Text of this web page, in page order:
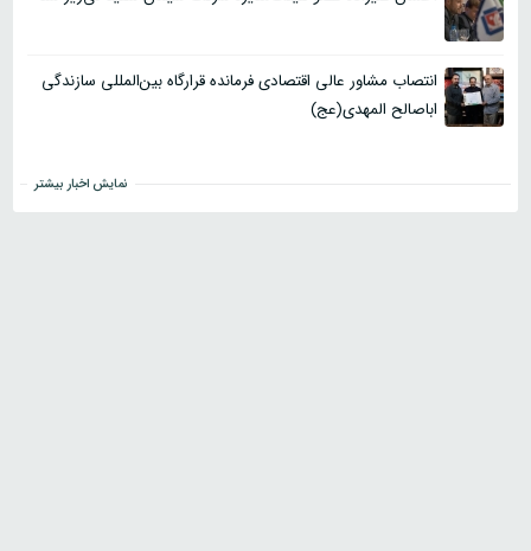
انتصاب مشاور عالی اقتصادی فرمانده قرارگاه بین‌المللی سازندگی
اباصالح المهدی(عج)
نمایش اخبار بیشتر